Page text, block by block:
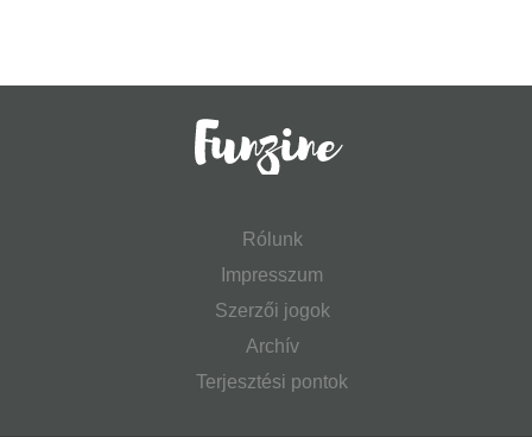
Rólunk
Impresszum
Szerzői jogok
Archív
Terjesztési pontok